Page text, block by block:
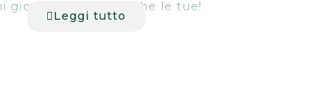
giornata. Rendi uniche le tue!
Leggi tutto